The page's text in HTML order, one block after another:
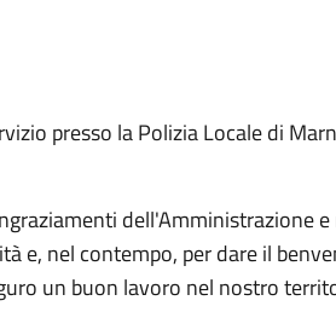
presso la Polizia Locale di
dell'Amministrazione e
e, nel contempo, per dare il
un buon lavoro nel nostro